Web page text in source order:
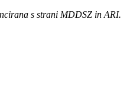
s strani MDDSZ in ARI.